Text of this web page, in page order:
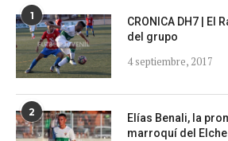
1
CRONICA DH7 | El
del grupo
4 septiembre, 2017
2
Elías Benali, la
marroquí del Elche